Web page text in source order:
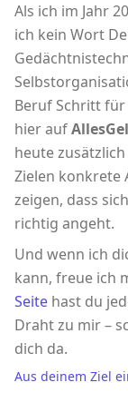
Als ich im Jahr
ich kein Wort
Beruf Schritt für
hier auf
heute
Zielen konkrete
zeigen, dass
richtig angeht.
Und wenn ich
kann, freue ich
Seite hast du
Draht zu mir –
dich da.
Aus deinem Ziel